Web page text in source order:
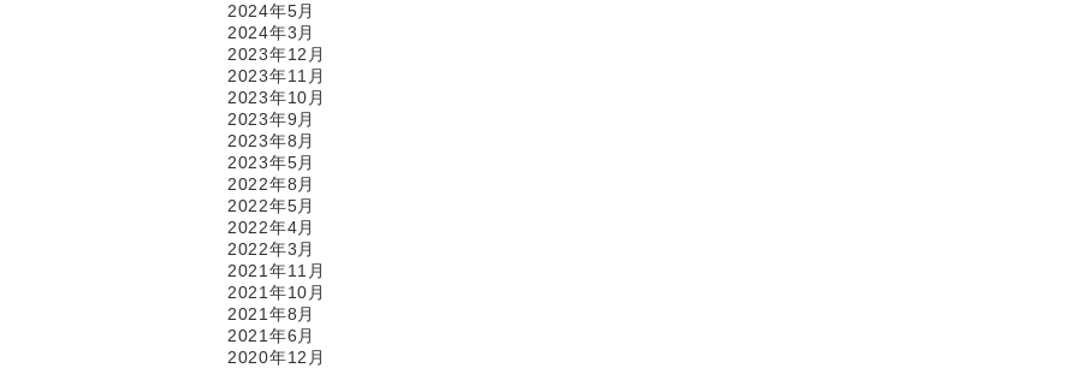
2024年5月
2024年3月
2023年12月
2023年11月
2023年10月
2023年9月
2023年8月
2023年5月
2022年8月
2022年5月
2022年4月
2022年3月
2021年11月
2021年10月
2021年8月
2021年6月
2020年12月